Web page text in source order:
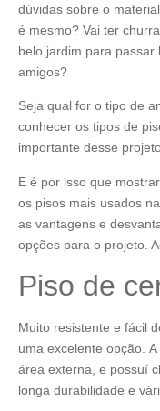
dúvidas sobre o
é mesmo? Vai ter
belo jardim para
amigos?
Seja qual for o tipo de
conhecer os tipos de
importante desse
E é por isso que
os pisos mais usados
as vantagens e
opções para o projeto.
Piso de
Muito resistente e fácil
uma excelente opção.
área externa, e possuí
longa durabilidade e